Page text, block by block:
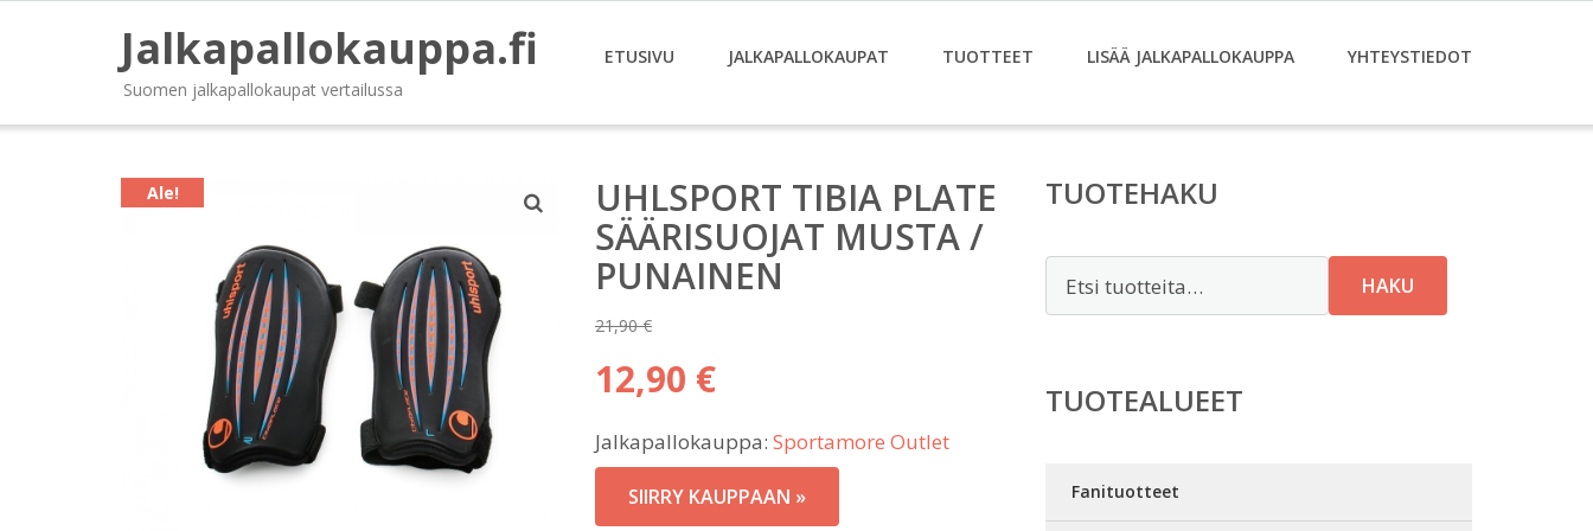
Jalkapallokauppa.fi
Suomen jalkapallokaupat vertailussa
ETUSIVU JALKAPALLOKAUPAT TUOTTEET LISÄÄ JALKAPALLOKAUPPA YHTEYSTIEDOT
Ale!
UHLSPORT TIBIA PLATE
SÄÄRISUOJAT MUSTA /
PUNAINEN
21,90€
Alkuperäinen
hinta
21,90 €.
12,90 €
hinta
on:
12,90 €.
Jalkapallokauppa: Sportamore Outlet
SIIRRY KAUPPAAN »
TUOTEHAKU
HAKU
TUOTEALUEET
Fanituotteet